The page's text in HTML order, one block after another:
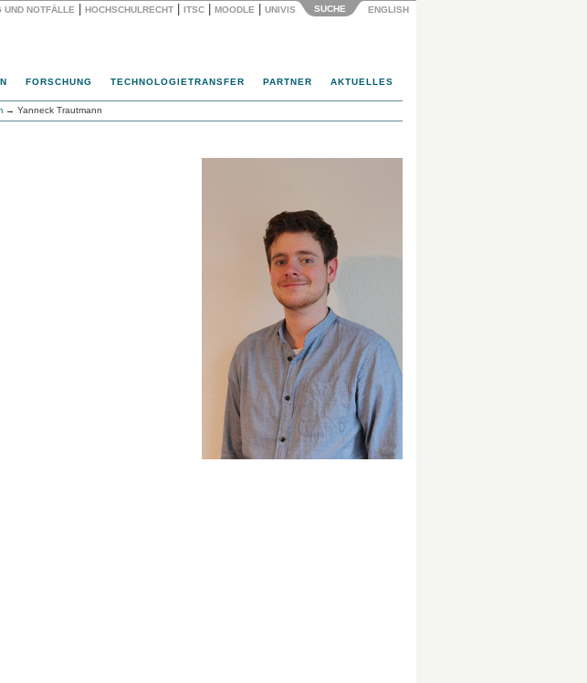
UND NOTFÄLLE HOCHSCHULRECHT ITSC MOODLE UNIVIS SUCHE ENGLISH
FORSCHUNG TECHNOLOGIETRANSFER PARTNER AKTUELLES
→ Yanneck Trautmann